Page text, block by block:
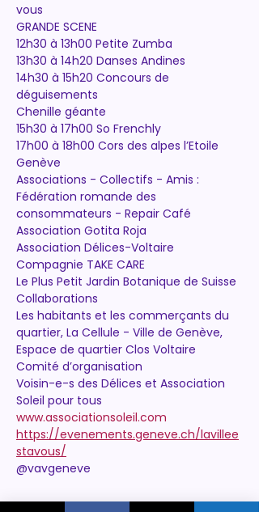
vous
GRANDE SCENE
12h30 à 13h00 Petite Zumba
13h30 à 14h20 Danses Andines
14h30 à 15h20 Concours de
déguisements
Chenille géante
15h30 à 17h00 So Frenchly
17h00 à 18h00 Cors des alpes l’Etoile
Genève
Associations - Collectifs - Amis :
Fédération romande des
consommateurs - Repair Café
Association Gotita Roja
Association Délices-Voltaire
Compagnie TAKE CARE
Le Plus Petit Jardin Botanique de Suisse
Collaborations
Les habitants et les commerçants du
quartier, La Cellule - Ville de Genève,
Espace de quartier Clos Voltaire
Comité d’organisation
Voisin-e-s des Délices et Association
Soleil pour tous
www.associationsoleil.com
https://evenements.geneve.ch/lavillee
stavous/
@vavgeneve